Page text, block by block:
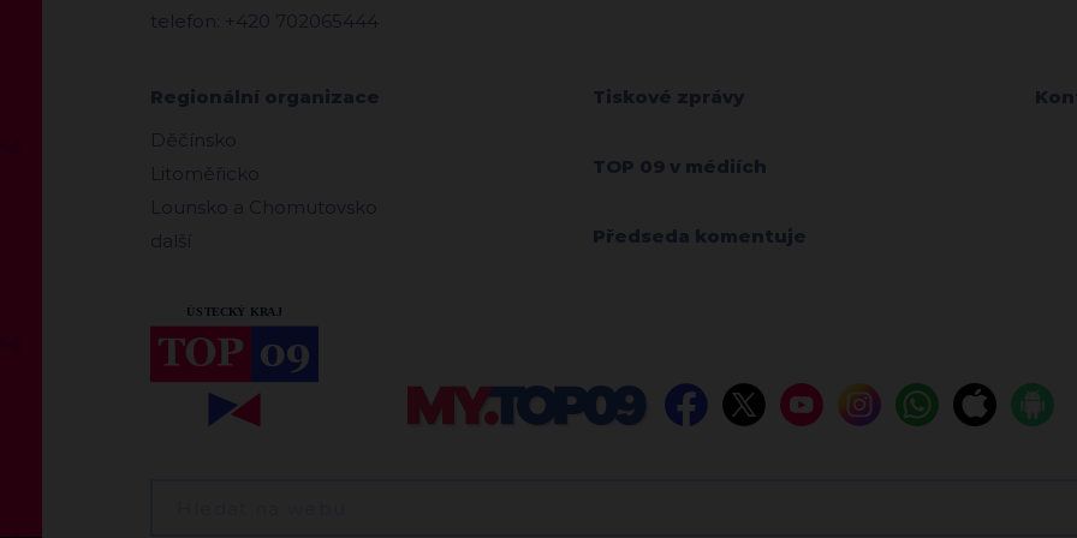
telefon: +420 702065444
Regionální organizace
Děčínsko
Litoměřicko
Lounsko a Chomutovsko
další
Tiskové zprávy
TOP 09 v médiích
Předseda komentuje